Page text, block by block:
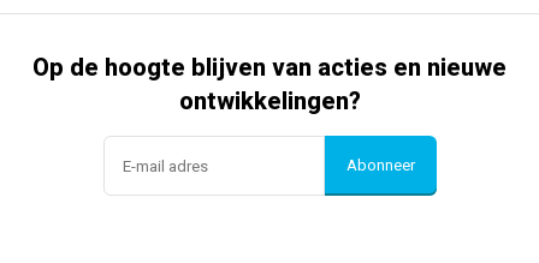
Op de hoogte blijven van acties en nieuwe
ontwikkelingen?
Abonneer